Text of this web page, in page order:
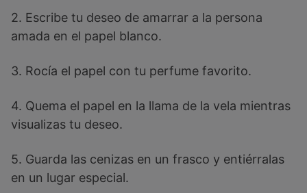
2. Escribe tu deseo de amarrar a la persona
amada en el papel blanco.
3. Rocía el papel con tu perfume favorito.
4. Quema el papel en la llama de la vela mientras
visualizas tu deseo.
5. Guarda las cenizas en un frasco y entiérralas
en un lugar especial.